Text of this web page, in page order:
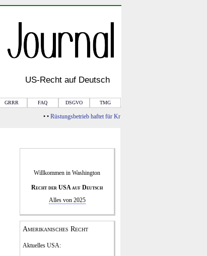
US-Rechtauf Deutsch
GRRR FAQ DSGVO TMG
Rüstungsbetrieb haftet für Kriegsfolgen
Willkommen in Washington
Recht der USA auf Deutsch
Alles von 2025
Amerikanisches Recht
Aktuelles USA: